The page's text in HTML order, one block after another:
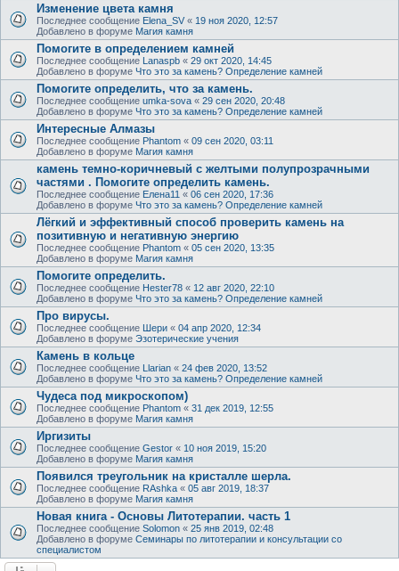
Изменение цвета камня
Последнее сообщение Elena_SV « 19 ноя 2020, 12:57
Добавлено в форуме Магия камня
Помогите в определением камней
Последнее сообщение Lanaspb « 29 окт 2020, 14:45
Добавлено в форуме Что это за камень? Определение камней
Помогите определить, что за камень.
Последнее сообщение umka-sova « 29 сен 2020, 20:48
Добавлено в форуме Что это за камень? Определение камней
Интересные Алмазы
Последнее сообщение Phantom « 09 сен 2020, 03:11
Добавлено в форуме Магия камня
камень темно-коричневый с желтыми полупрозрачными
частями . Помогите определить камень.
Последнее сообщение Елена11 « 06 сен 2020, 17:36
Добавлено в форуме Что это за камень? Определение камней
Лёгкий и эффективный способ проверить камень на
позитивную и негативную энергию
Последнее сообщение Phantom « 05 сен 2020, 13:35
Добавлено в форуме Магия камня
Помогите определить.
Последнее сообщение Hester78 « 12 авг 2020, 22:10
Добавлено в форуме Что это за камень? Определение камней
Про вирусы.
Последнее сообщение Шери « 04 апр 2020, 12:34
Добавлено в форуме Эзотерические учения
Камень в кольце
Последнее сообщение Llarian « 24 фев 2020, 13:52
Добавлено в форуме Что это за камень? Определение камней
Чудеса под микроскопом)
Последнее сообщение Phantom « 31 дек 2019, 12:55
Добавлено в форуме Магия камня
Иргизиты
Последнее сообщение Gestor « 10 ноя 2019, 15:20
Добавлено в форуме Магия камня
Появился треугольник на кристалле шерла.
Последнее сообщение RAshka « 05 авг 2019, 18:37
Добавлено в форуме Магия камня
Новая книга - Основы Литотерапии. часть 1
Последнее сообщение Solomon « 25 янв 2019, 02:48
Добавлено в форуме Семинары по литотерапии и консультации со
специалистом